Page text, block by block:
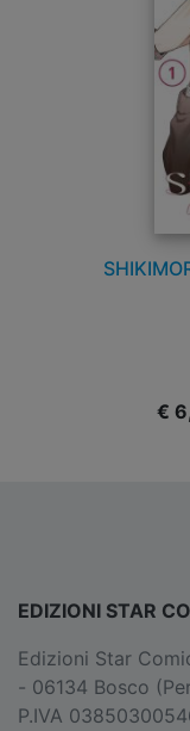
€
EDIZIONI STAR
Edizioni Star
- 06134 Bosco
P.IVA